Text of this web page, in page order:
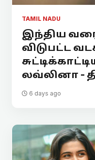
TAMIL NADU
இந்திய
விடுபட்ட
லவ்லினா -
6 days ago